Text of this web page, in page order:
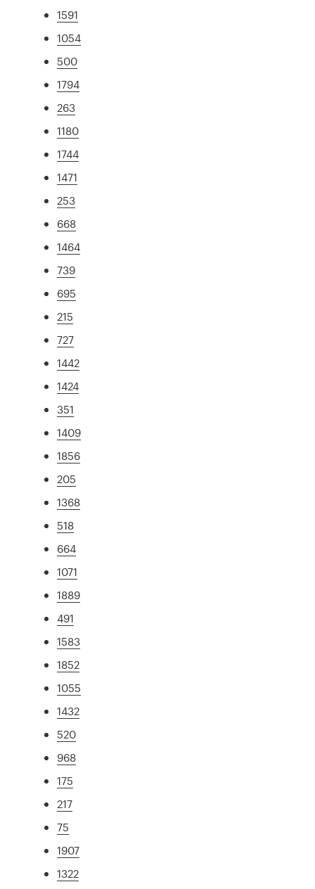
1591
1054
500
1794
263
1180
1744
1471
253
668
1464
739
695
215
727
1442
1424
351
1409
1856
205
1368
518
664
1071
1889
491
1583
1852
1055
1432
520
968
175
217
75
1907
1322